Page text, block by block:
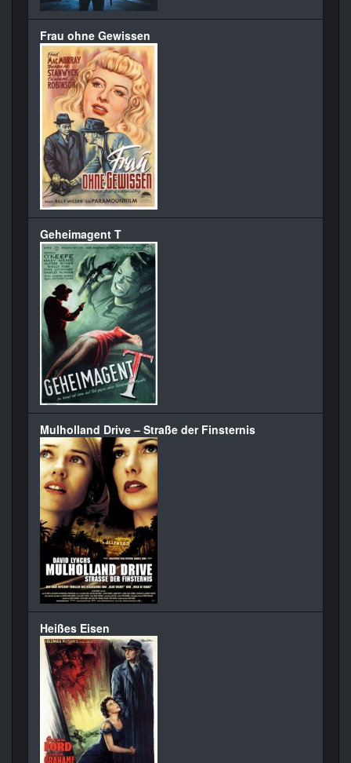
Frau ohne Gewissen
Geheimagent T
Mulholland Drive – Straße der Finsternis
Heißes Eisen